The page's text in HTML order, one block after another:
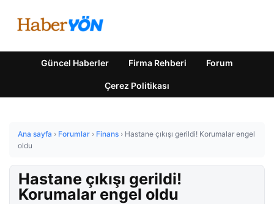
Güncel Haberler Firma Rehberi Forum
Çerez Politikası
Ana sayfa › Forumlar › Finans › Hastane çıkışı gerildi! Korumalar engel
oldu
Hastane çıkışı gerildi!
Korumalar engel oldu